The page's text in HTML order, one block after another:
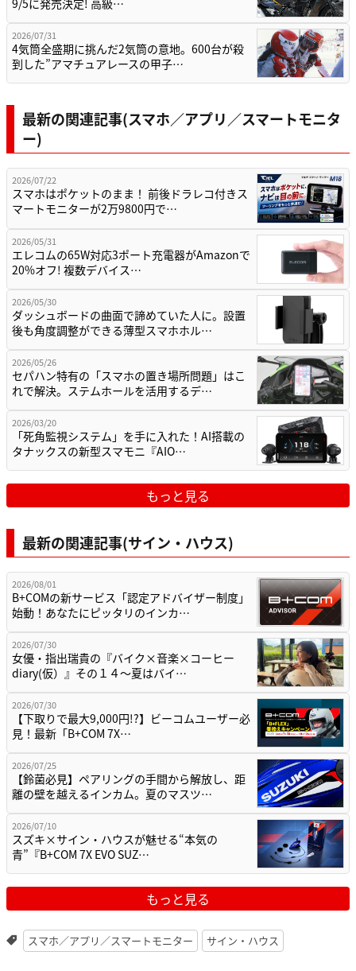
9/5に発売決定! 高級…
2026/07/31
4気筒全盛期に挑んだ2気筒の意地。600台が殺
到した”アマチュアレースの甲子…
最新の関連記事(スマホ／アプリ／スマートモニタ
ー)
2026/07/22
スマホはポケットのまま！ 前後ドラレコ付きス
マートモニターが2万9800円で…
2026/05/31
エレコムの65W対応3ポート充電器がAmazonで
20%オフ! 複数デバイス…
2026/05/30
ダッシュボードの曲面で諦めていた人に。設置
後も角度調整ができる薄型スマホホル…
2026/05/26
セパハン特有の「スマホの置き場所問題」はこ
れで解決。ステムホールを活用するデ…
2026/03/20
「死角監視システム」を手に入れた！AI搭載の
タナックスの新型スマモニ『AIO…
もっと見る
最新の関連記事(サイン・ハウス)
2026/08/01
B+COMの新サービス「認定アドバイザー制度」
始動！あなたにピッタリのインカ…
2026/07/30
女優・指出瑞貴の『バイク×音楽×コーヒー
diary(仮）』その１４〜夏はバイ…
2026/07/30
【下取りで最大9,000円!?】ビーコムユーザー必
見！最新「B+COM 7X…
2026/07/25
【鈴菌必見】ペアリングの手間から解放し、距
離の壁を越えるインカム。夏のマスツ…
2026/07/10
スズキ×サイン・ハウスが魅せる“本気の
青”『B+COM 7X EVO SUZ…
もっと見る
スマホ／アプリ／スマートモニター サイン・ハウス